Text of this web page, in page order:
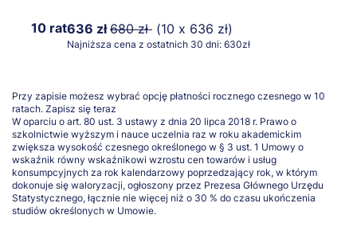
10 rat636 zł680 zł (10 x 636 zł)
Najniższa cena z ostatnich 30 dni: 630zł
Przy zapisie możesz wybrać opcję płatności rocznego czesnego w 10
ratach. Zapisz się teraz
W oparciu o art. 80 ust. 3 ustawy z dnia 20 lipca 2018 r. Prawo o
szkolnictwie wyższym i nauce uczelnia raz w roku akademickim
zwiększa wysokość czesnego określonego w § 3 ust. 1 Umowy o
wskaźnik równy wskaźnikowi wzrostu cen towarów i usług
konsumpcyjnych za rok kalendarzowy poprzedzający rok, w którym
dokonuje się waloryzacji, ogłoszony przez Prezesa Głównego Urzędu
Statystycznego, łącznie nie więcej niż o 30 % do czasu ukończenia
studiów określonych w Umowie.